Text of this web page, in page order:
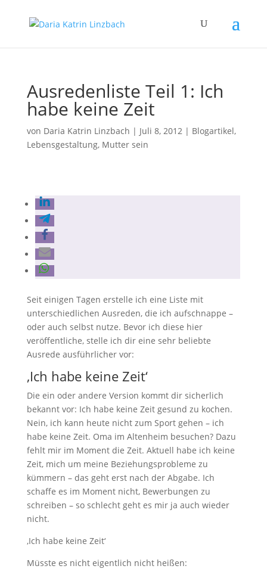
Ausredenliste Teil 1: Ich
habe keine Zeit
von Daria Katrin Linzbach | Juli 8, 2012| Blogartikel,
Lebensgestaltung, Mutter sein
Seit einigen Tagen erstelle ich eine Liste mit
unterschiedlichen Ausreden, die ich aufschnappe –
oder auch selbst nutze. Bevor ich diese hier
veröffentliche, stelle ich dir eine sehr beliebte
Ausrede ausführlicher vor:
‚Ich habe keine Zeit‘
Die ein oder andere Version kommt dir sicherlich
bekannt vor: Ich habe keine Zeit gesund zu kochen.
Nein, ich kann heute nicht zum Sport gehen – ich
habe keine Zeit. Oma im Altenheim besuchen? Dazu
fehlt mir im Moment die Zeit. Aktuell habe ich keine
Zeit, mich um meine Beziehungsprobleme zu
kümmern – das geht erst nach der Abgabe. Ich
schaffe es im Moment nicht, Bewerbungen zu
schreiben – so schlecht geht es mir ja auch wieder
nicht.
‚Ich habe keine Zeit‘
Müsste es nicht eigentlich nicht heißen: